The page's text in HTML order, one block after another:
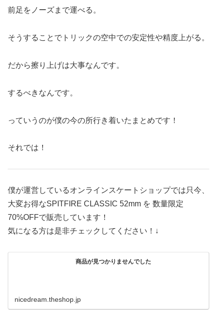
前足をノーズまで運べる。
そうすることでトリックの空中での安定性や精度上がる。
だから擦り上げは大事なんです。
するべきなんです。
っていうのが僕の今の所行き着いたまとめです！
それでは！
僕が運営しているオンラインスケートショップでは只今、
大変お得なSPITFIRE CLASSIC 52mm を 数量限定
70%OFFで販売しています！
気になる方は是非チェックしてください！↓
商品が見つかりませんでした
nicedream.theshop.jp